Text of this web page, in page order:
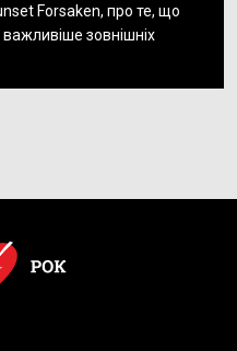
Forsaken, про те, що
зовнішніх